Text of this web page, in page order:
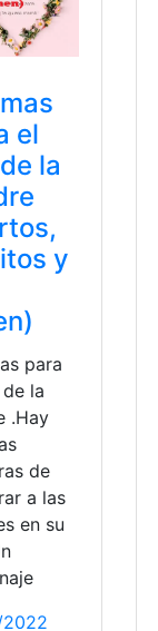
el
la
y
para
la
.Hay
de
a las
en su
2022